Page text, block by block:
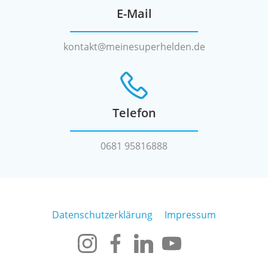
E-Mail
kontakt@meinesuperhelden.de
Telefon
0681 95816888
Datenschutzerklärung Impressum